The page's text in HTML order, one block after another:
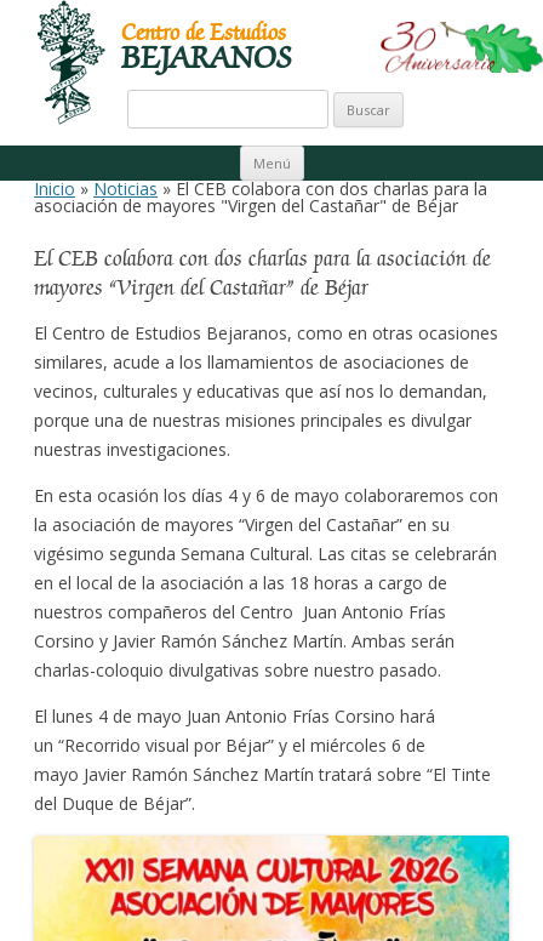
Centro de Estudios
BEJARANOS
Buscar:
Menú
Ir al contenido
Inicio»Noticias» El CEB colabora con dos charlas para la
asociación de mayores "Virgen del Castañar" de Béjar
El CEB colabora con dos charlas para la asociación de
mayores “Virgen del Castañar” de Béjar
El Centro de Estudios Bejaranos, como en otras ocasiones
similares, acude a los llamamientos de asociaciones de
vecinos, culturales y educativas que así nos lo demandan,
porque una de nuestras misiones principales es divulgar
nuestras investigaciones.
En esta ocasión los días 4 y 6 de mayo colaboraremos con
la asociación de mayores “Virgen del Castañar” en su
vigésimo segunda Semana Cultural. Las citas se celebrarán
en el local de la asociación a las 18 horas a cargo de
nuestros compañeros del Centro Juan Antonio Frías
Corsino y Javier Ramón Sánchez Martín. Ambas serán
charlas-coloquio divulgativas sobre nuestro pasado.
El lunes 4 de mayo Juan Antonio Frías Corsino hará
un “Recorrido visual por Béjar” y el miércoles 6 de
mayo Javier Ramón Sánchez Martín tratará sobre “El Tinte
del Duque de Béjar”.